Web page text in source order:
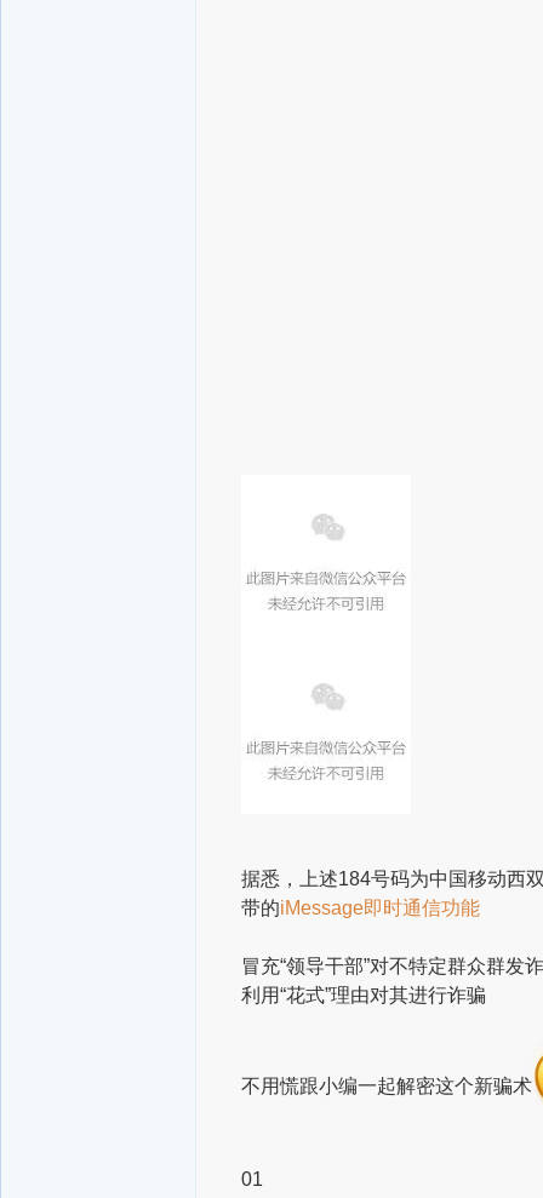
据悉，上述184号码为中国移动西
带的iMessage即时通信功能
冒充“领导干部”对不特定群众群发
利用“花式”理由对其进行诈骗
不用慌跟小编一起解密这个新骗术
01